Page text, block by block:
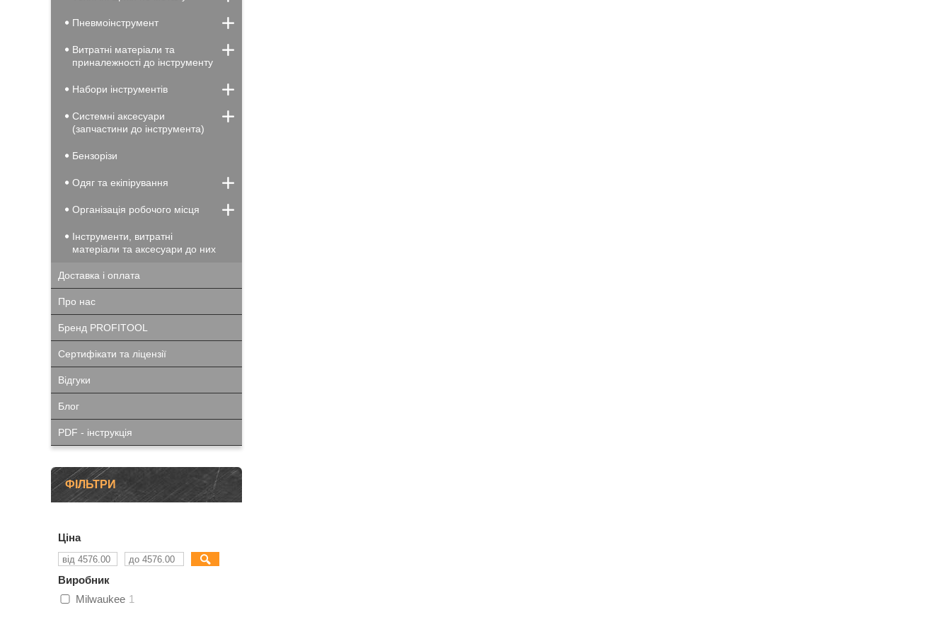
Пневмоінструмент
Витратні матеріали та
приналежності до інструменту
Набори інструментів
Системні аксесуари
(запчастини до інструмента)
Бензорізи
Одяг та екіпірування
Організація робочого місця
Інструменти, витратні
матеріали та аксесуари до них
Доставка і оплата
Про нас
Бренд PROFITOOL
Сертифікати та ліцензії
Відгуки
Блог
PDF - інструкція
ФІЛЬТРИ
Ціна
Виробник
Milwaukee 1